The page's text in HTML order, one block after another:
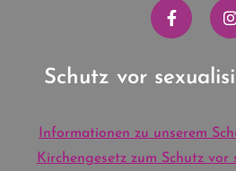
Schutz vor
Informationen zu unserem
Kirchengesetz zum Schutz vor